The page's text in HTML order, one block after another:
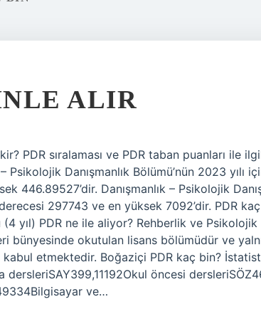
ALIR
PDR sıralaması ve PDR taban puanları ile
Psikolojik Danışmanlık Bölümü’nün 2023 yılı
446.89527’dir. Danışmanlık – Psikolojik
297743 ve en yüksek 7092’dir. PDR
yıl) PDR ne ile aliyor? Rehberlik ve Psikolojik
bünyesinde okutulan lisans bölümüdür ve
etmektedir. Boğaziçi PDR kaç bin?
dersleriSAY399,11192Okul öncesi
ve…